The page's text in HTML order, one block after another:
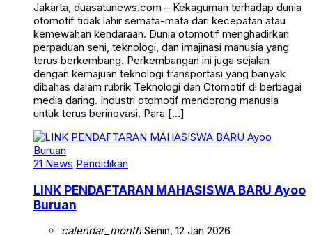
Jakarta, duasatunews.com – Kekaguman terhadap dunia
otomotif tidak lahir semata-mata dari kecepatan atau
kemewahan kendaraan. Dunia otomotif menghadirkan
perpaduan seni, teknologi, dan imajinasi manusia yang
terus berkembang. Perkembangan ini juga sejalan
dengan kemajuan teknologi transportasi yang banyak
dibahas dalam rubrik Teknologi dan Otomotif di berbagai
media daring. Industri otomotif mendorong manusia
untuk terus berinovasi. Para […]
21 News Pendidikan
LINK PENDAFTARAN MAHASISWA BARU Ayoo
Buruan
calendar_monthSenin, 12 Jan 2026